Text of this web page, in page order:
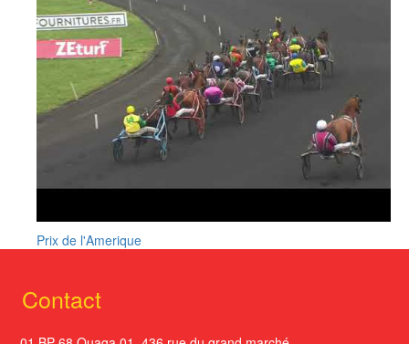
Prix de l'Amerique
Contact